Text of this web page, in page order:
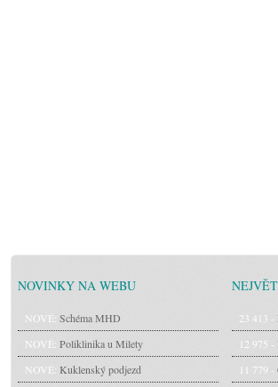
NOVINKY NA WEBU
NOVÉ: Schéma MHD
NOVÉ: Poliklinika u Milety
NOVÉ: Kuklenský podjezd
23 413 -
12 975 -
11 779 -